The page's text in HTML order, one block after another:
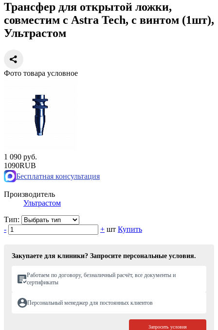
Трансфер для открытой ложки,
совместим с Astra Tech, с винтом (1шт),
Ультрастом
Фото товара условное
1 090 руб.
1090RUB
Бесплатная консультация
Производитель
Ультрастом
Тип:
-
+ шт Купить
Закупаете для клиники? Запросите персональные условия.
Работаем по договору, безналичный расчёт, все документы и
сертификаты
Персональный менеджер для постоянных клиентов
Запросить условия